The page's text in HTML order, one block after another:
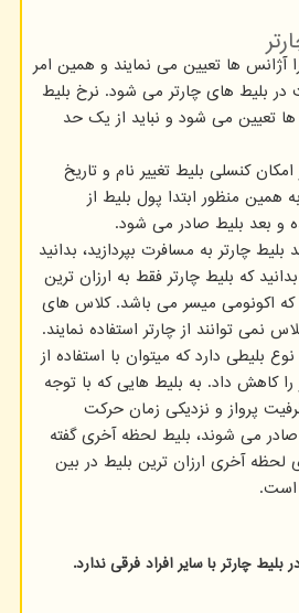
آژانس ها تعیین می نمایند و همین امر
بلیط های چارتر می شود. نرخ بلیط
تعیین می شود و نباید از یک حد
کنسلی بلیط تغییر نام و تاریخ
همین منظور ابتدا پول بلیط از
و بعد بلیط صادر می شود.
بلیط چارتر به مسافرت بپردازید، بدانید
که بلیط چارتر فقط به ارزان ترین
اکونومی میسر می باشد. کلاس های
نمی توانند از چارتر استفاده نمایند.
بلیطی دارد که میتوان با استفاده از
کاهش داد. به بلیط هایی که با توجه
پرواز و نزدیکی زمان حرکت
می شوند، بلیط لحظه آخری گفته
آخری ارزان ترین بلیط در بین
است.
چارتر با سایر افراد فرقی ندارد.